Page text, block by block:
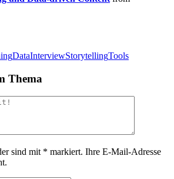
DataInterviewStorytellingTools
Thema
sind mit * markiert. Ihre E-Mail-Adresse